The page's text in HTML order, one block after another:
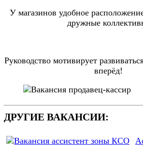
У магазинов удобное
дружные
Руководство мотивирует
вперёд!
ДРУГИЕ ВАКАНСИИ: